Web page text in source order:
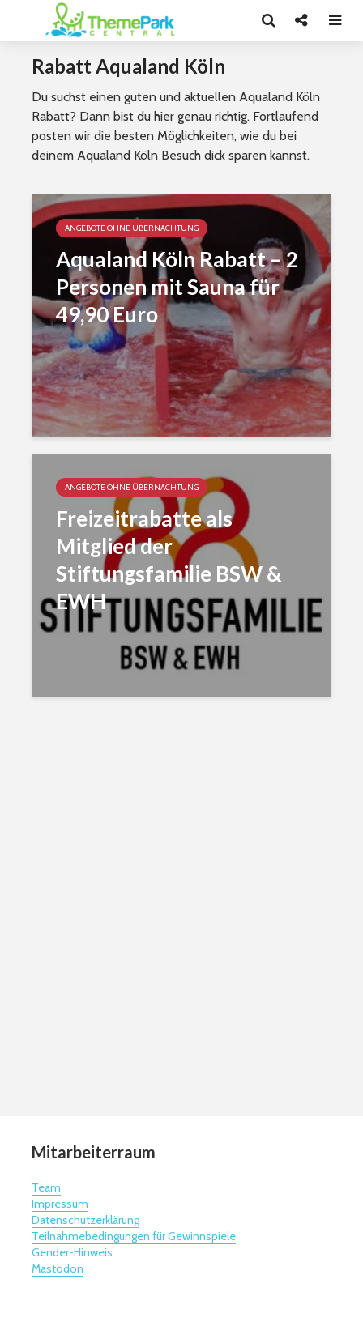
Rabatt Aqualand Köln
Du suchst einen guten und aktuellen Aqualand Köln
Rabatt? Dann bist du hier genau richtig. Fortlaufend
posten wir die besten Möglichkeiten, wie du bei
deinem Aqualand Köln Besuch dick sparen kannst.
ANGEBOTE OHNE ÜBERNACHTUNG
Aqualand Köln Rabatt – 2
Personen mit Sauna für
49,90 Euro
ANGEBOTE OHNE ÜBERNACHTUNG
Freizeitrabatte als
Mitglied der
Stiftungsfamilie BSW &
EWH
Mitarbeiterraum
Team
Impressum
Datenschutzerklärung
Teilnahmebedingungen für Gewinnspiele
Gender-Hinweis
Mastodon